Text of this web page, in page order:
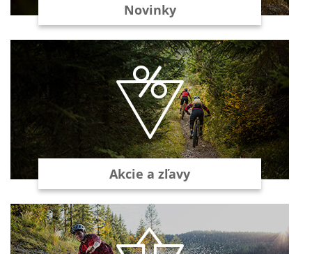
Novinky
Akcie a zľavy